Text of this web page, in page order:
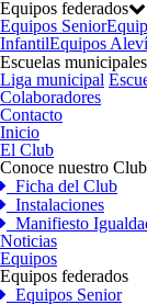
Equipos federados
Equipos Senior
InfantilEquipos
Escuelas municipales
Liga municipal
Colaboradores
Contacto
Inicio
El Club
Conoce nuestro Club
Ficha del Club
Instalaciones
Manifiesto
Noticias
Equipos
Equipos federados
Equipos Senior